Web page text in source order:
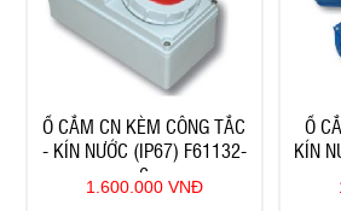
Ổ CẮM CN KÈM CÔNG TẮC
- KÍN NƯỚC (IP67) F61132-
6
1.600.000 VNĐ
Ổ
KÍN